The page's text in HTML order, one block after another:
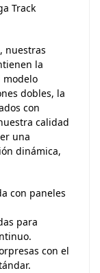
Track
nuestras
la
modelo
dobles, la
con
calidad
una
dinámica,
con paneles
para
con el